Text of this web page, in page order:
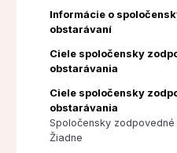
Informácie o
obstarávaní
Ciele spoločensky
obstarávania
Ciele spoločensky
obstarávania
Spoločensky
Žiadne